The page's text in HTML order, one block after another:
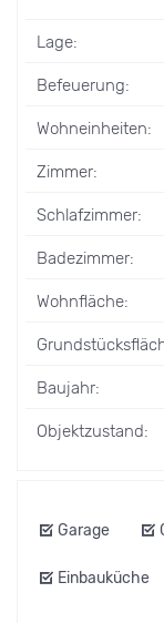
Lage:
Befeuerung:
Wohneinheiten:
Zimmer:
Schlafzimmer:
Badezimmer:
Wohnfläche:
Baujahr:
Objektzustand:
Garage
Einbauküche